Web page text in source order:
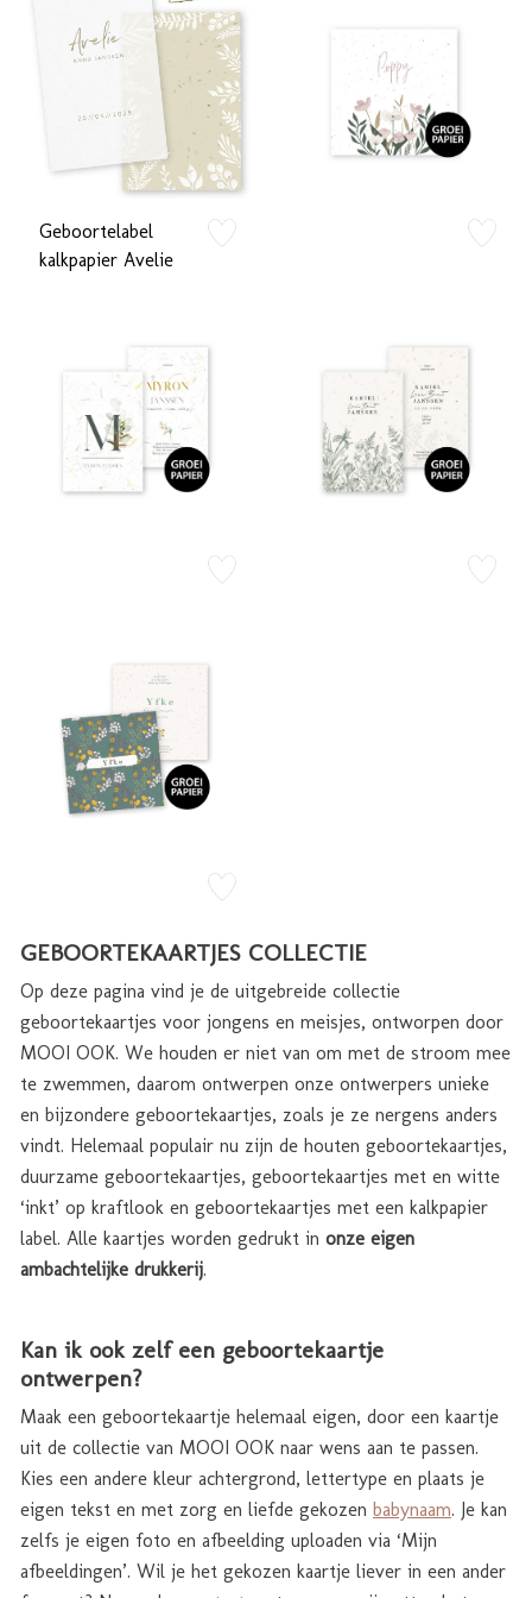
Geboortelabel
kalkpapier Avelie
GEBOORTEKAARTJES COLLECTIE
Op deze pagina vind je de uitgebreide collectie
geboortekaartjes voor jongens en meisjes, ontworpen door
MOOI OOK. We houden er niet van om met de stroom mee
te zwemmen, daarom ontwerpen onze ontwerpers unieke
en bijzondere geboortekaartjes, zoals je ze nergens anders
vindt. Helemaal populair nu zijn de houten geboortekaartjes,
duurzame geboortekaartjes, geboortekaartjes met en witte
‘inkt’ op kraftlook en geboortekaartjes met een kalkpapier
label. Alle kaartjes worden gedrukt in onze eigen
ambachtelijke drukkerij.
Kan ik ook zelf een geboortekaartje
ontwerpen?
Maak een geboortekaartje helemaal eigen, door een kaartje
uit de collectie van MOOI OOK naar wens aan te passen.
Kies een andere kleur achtergrond, lettertype en plaats je
eigen tekst en met zorg en liefde gekozen babynaam. Je kan
zelfs je eigen foto en afbeelding uploaden via ‘Mijn
afbeeldingen’. Wil je het gekozen kaartje liever in een ander